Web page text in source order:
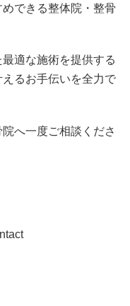
できる整体院・整骨
適な施術を提供する
るお手伝いを全力で
へ一度ご相談くださ